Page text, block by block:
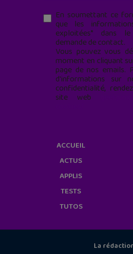
En soumettant ce
que les
exploitées* dans
demande de contact.
Vous pouvez vous
moment en cliquant
page de nos emails.
d'informations sur
confidentialité,
site web
ACCUEIL
ACTUS
APPLIS
TESTS
TUTOS
La